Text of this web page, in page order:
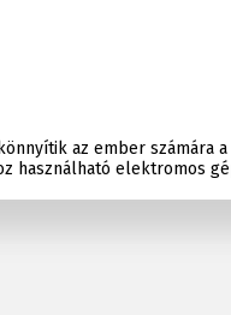
az ember számára
használható elektromos